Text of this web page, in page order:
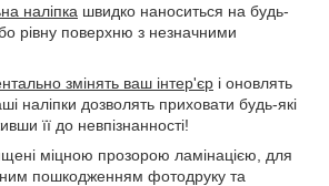
наліпка швидко наноситься на будь-
рівну поверхню з незначними
змінять ваш інтер'єр і оновлять
наліпки дозволять приховати будь-які
її до невпізнанності!
міцною прозорою ламінацією, для
пошкодженням фотодруку та